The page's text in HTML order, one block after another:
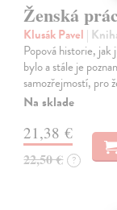
Ženská
Klusák Pavel |
Popová historie, jak
bylo a stále je
samozřejmostí, pro
Na sklade
21,38 €
22,50 € ?